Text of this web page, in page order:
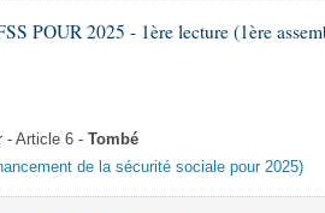
POUR 2025 - 1ère lecture (1ère
- Article 6 - Tombé
de la sécurité sociale pour 2025)